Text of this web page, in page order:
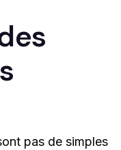
pas de simples